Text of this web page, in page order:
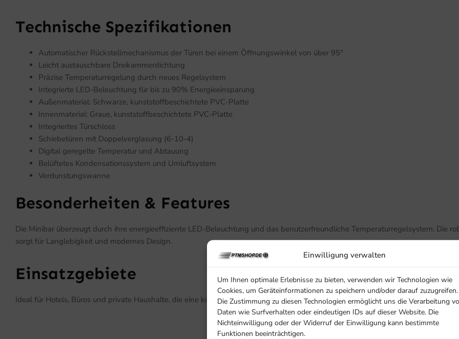
Einwilligung verwalten
Um Ihnen optimale Erlebnisse zu bieten, verwenden wir Technologien wie
Cookies, um Geräteinformationen zu speichern und/oder darauf zuzugreifen.
Die Zustimmung zu diesen Technologien ermöglicht uns die Verarbeitung
Daten wie Surfverhalten oder eindeutigen IDs auf dieser Website. Die
Nichteinwilligung oder der Widerruf der Einwilligung kann bestimmte
Funktionen beeinträchtigen.
Technische Spezifikationen
Automatischer Rückstellmechanismus der Türen bei einem Öffnungswinkel von über 95°
Leicht austauschbare Dreikammerdichtung
Präzise Temperaturregelung durch neues Regelsystem
Integrierte LED-Beleuchtung für bis zu 90% Energieeinsparung
Außenmaterial: Schwarze, kunststoffbeschichtete PVC-Platte
Innenmaterial: Graue, kunststoffbeschichtete PVC-Platte
Integriertes Türschloss
Schiebetüren mit Doppelverglasung (6-10-4)
Digital geregelte Temperatur und Abtauung
Belüftetes Kondensationssystem und Umluftsystem
Verdunstungswanne
Besonderheiten & Features
Die Minibar überzeugt durch ihre energieeffiziente LED-Beleuchtung und das benutzerfreundliche Temperaturregelsystem. Die
sorgt für Langlebigkeit und modernes Design.
Einsatzgebiete
Ideal für Hotels, Büros und private Haushalte, die eine kompakte und effiziente Kühlmöglichkeit suchen.